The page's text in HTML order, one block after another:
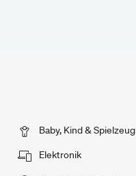
Baby, Kind & Spielzeug
Elektronik